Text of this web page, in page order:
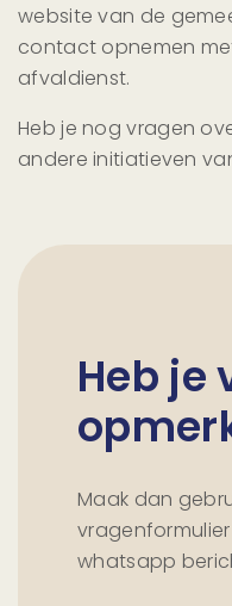
website van de
contact opnemen
afvaldienst.
Heb je nog vragen
andere initiatieven
Heb je
Maak dan
whatsapp